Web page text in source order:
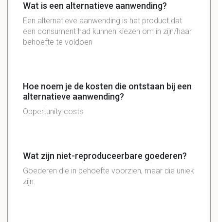
Wat is een alternatieve aanwending?
Een alternatieve aanwending is het product dat
een consument had kunnen kiezen om in zijn/haar
behoefte te voldoen
Hoe noem je de kosten die ontstaan bij een
alternatieve aanwending?
Oppertunity costs
Wat zijn niet-reproduceerbare goederen?
Goederen die in behoefte voorzien, maar die uniek
zijn.